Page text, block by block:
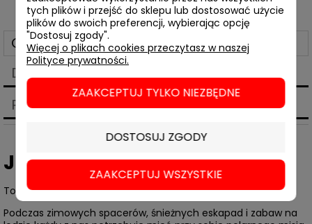
Opis
Dane techniczne
Produkty powiązane
Justin Roberts,Polarny miś
Tom 5 serii #wydajemisie
Podczas zimowych spacerów, śnieżnych eskapad i zabaw na
tych plików i przejść do sklepu lub dostosować użycie
plików do swoich preferencji, wybierając opcję
"Dostosuj zgody".
Więcej o plikach cookies przeczytasz w naszej
Polityce prywatności.
ZAAKCEPTUJ TYLKO NIEZBĘDNE
DOSTOSUJ ZGODY
ZAAKCEPTUJ WSZYSTKIE